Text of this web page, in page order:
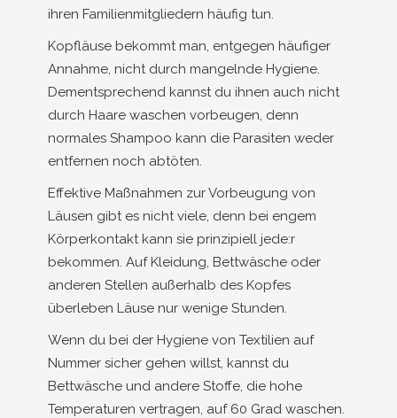
ihren Familienmitgliedern häufig tun.
Kopfläuse bekommt man, entgegen häufiger
Annahme, nicht durch mangelnde Hygiene.
Dementsprechend kannst du ihnen auch nicht
durch Haare waschen vorbeugen, denn
normales Shampoo kann die Parasiten weder
entfernen noch abtöten.
Effektive Maßnahmen zur Vorbeugung von
Läusen gibt es nicht viele, denn bei engem
Körperkontakt kann sie prinzipiell jede:r
bekommen. Auf Kleidung, Bettwäsche oder
anderen Stellen außerhalb des Kopfes
überleben Läuse nur wenige Stunden.
Wenn du bei der Hygiene von Textilien auf
Nummer sicher gehen willst, kannst du
Bettwäsche und andere Stoffe, die hohe
Temperaturen vertragen, auf 60 Grad waschen.